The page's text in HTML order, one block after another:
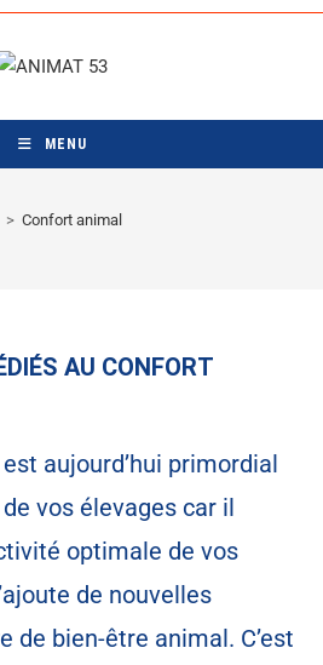
MENU
> Confort animal
AU CONFORT
aujourd’hui primordial
vos élevages car il
optimale de vos
de nouvelles
de bien-être animal. C’est